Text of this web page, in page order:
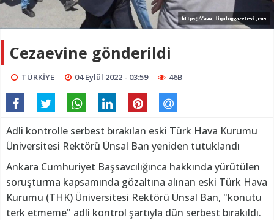
Cezaevine gönderildi
TÜRKİYE 04 Eylül 2022 - 03:59 46B
Adli kontrolle serbest bırakılan eski Türk Hava Kurumu
Üniversitesi Rektörü Ünsal Ban yeniden tutuklandı
Ankara Cumhuriyet Başsavcılığınca hakkında yürütülen
soruşturma kapsamında gözaltına alınan eski Türk Hava
Kurumu (THK) Üniversitesi Rektörü Ünsal Ban, "konutu
terk etmeme" adli kontrol şartıyla dün serbest bırakıldı.